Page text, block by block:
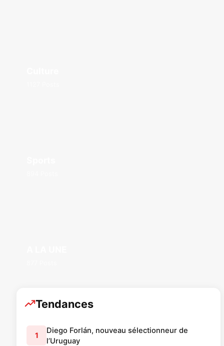
Tendances
1
Diego Forlán, nouveau sélectionneur de
l’Uruguay